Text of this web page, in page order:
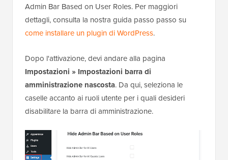
Admin Bar Based on User Roles. Per maggiori
dettagli, consulta la nostra guida passo passo su
come installare un plugin di WordPress.
Dopo l'attivazione, devi andare alla pagina
Impostazioni » Impostazioni barra di
amministrazione nascosta. Da qui, seleziona le
caselle accanto ai ruoli utente per i quali desideri
disabilitare la barra di amministrazione.